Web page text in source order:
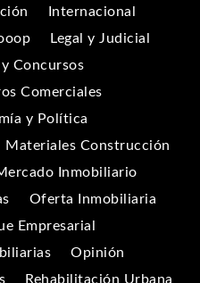
Internacional
Legal y Judicial
Concursos
Comerciales
y Política
Materiales Construcción
Inmobiliario
Oferta Inmobiliaria
Empresarial
Opinión
Rehabilitación Urbana